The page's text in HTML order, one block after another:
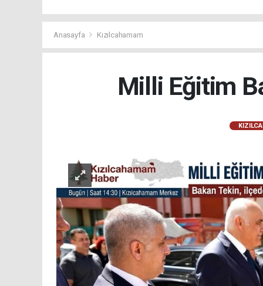
Anasayfa Kızılcahamam
Milli Eğitim